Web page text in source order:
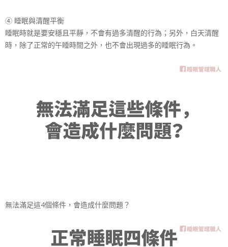
④ 睡眠與清醒平衡
睡眠時就是要安穩且平靜，不會有過多清醒的行為；另外， 白天清醒
時，除了正常的午睡時間之外，也不會出現過多的睡眠行為。
無法滿足這4個條件，會造成什麼問題？